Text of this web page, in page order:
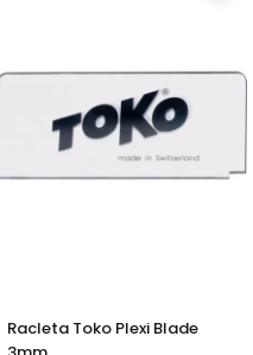
Racleta Toko Plexi Blade